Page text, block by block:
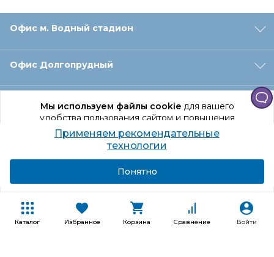
Каталог Избранное Корзина Сравнение Войти
Мы используем файлы cookieдля вашего
удобства пользования сайтом и повышения
качества рекомендаций.
Продолжая использование сайта, вы даете
согласие на обработку персональных данных
Офис м. Водный стадион
Офис Долгопрудный
Офис Санкт‑Петербург
Оформление заказа
Покупателям
Применяем рекомендательные
технологии
Понятно